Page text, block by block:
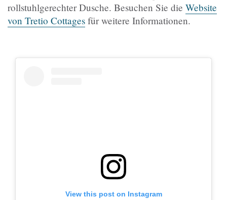
rollstuhlgerechter Dusche. Besuchen Sie die Website
von Tretio Cottages für weitere Informationen.
View this post on Instagram